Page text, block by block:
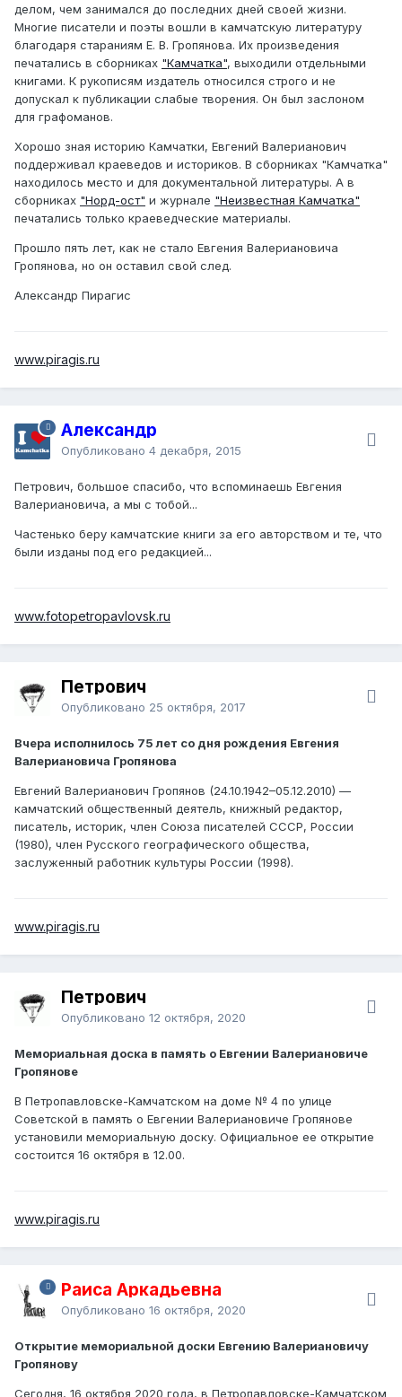
делом, чем занимался до последних дней своей жизни.
Многие писатели и поэты вошли в камчатскую литературу
благодаря стараниям Е. В. Гропянова. Их произведения
печатались в сборниках "Камчатка", выходили отдельными
книгами. К рукописям издатель относился строго и не
допускал к публикации слабые творения. Он был заслоном
для графоманов.
Хорошо зная историю Камчатки, Евгений Валерианович
поддерживал краеведов и историков. В сборниках "Камчатка"
находилось место и для документальной литературы. А в
сборниках "Норд-ост" и журнале "Неизвестная Камчатка"
печатались только краеведческие материалы.
Прошло пять лет, как не стало Евгения Валериановича
Гропянова, но он оставил свой след.
Александр Пирагис
www.piragis.ru
Александр
Опубликовано 4 декабря, 2015
Петрович, большое спасибо, что вспоминаешь Евгения
Валериановича, а мы с тобой...
Частенько беру камчатские книги за его авторством и те, что
были изданы под его редакцией...
www.fotopetropavlovsk.ru
Петрович
Опубликовано 25 октября, 2017
Вчера исполнилось 75 лет со дня рождения Евгения
Валериановича Гропянова
Евгений Валерианович Гропянов (24.10.1942–05.12.2010) —
камчатский общественный деятель, книжный редактор,
писатель, историк, член Союза писателей СССР, России
(1980), член Русского географического общества,
заслуженный работник культуры России (1998).
www.piragis.ru
Петрович
Опубликовано 12 октября, 2020
Мемориальная доска в память о Евгении Валериановиче
Гропянове
В Петропавловске-Камчатском на доме № 4 по улице
Советской в память о Евгении Валериановиче Гропянове
установили мемориальную доску. Официальное ее открытие
состоится 16 октября в 12.00.
www.piragis.ru
Раиса Аркадьевна
Опубликовано 16 октября, 2020
Открытие мемориальной доски Евгению Валериановичу
Гропянову
Сегодня, 16 октября 2020 года, в Петропавловске-Камчатском